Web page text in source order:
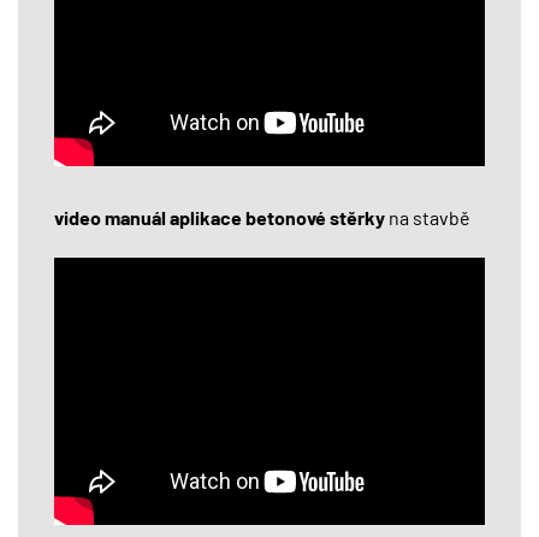
video manuál aplikace betonové stěrky na stavbě